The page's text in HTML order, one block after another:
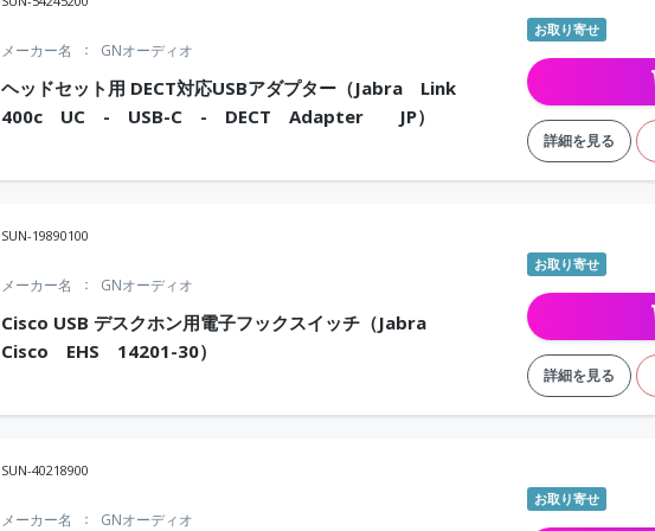
ヘッドセット用 DECT対応USBアダプター（Jabra Link
400c UC - USB-C - DECT Adapter JP）
メーカー名 GNオーディオ
お取り寄せ
詳細を見る
SUN-19890100
Cisco USB デスクホン用電子フックスイッチ（Jabra
Cisco EHS 14201-30）
メーカー名 GNオーディオ
お取り寄せ
詳細を見る
SUN-40218900
メーカー名 GNオーディオ
お取り寄せ